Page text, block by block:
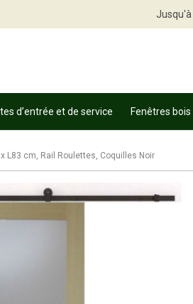
Jusqu'à
d’entrée et de service Fenêtres bois
L83 cm, Rail Roulettes, Coquilles Noir